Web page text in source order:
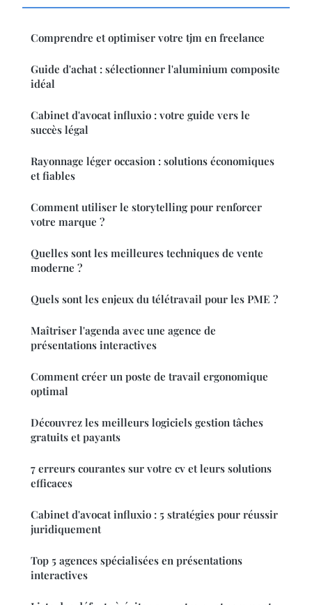
Comprendre et optimiser votre tjm en freelance
Guide d'achat : sélectionner l'aluminium composite
idéal
Cabinet d'avocat influxio : votre guide vers le
succès légal
Rayonnage léger occasion : solutions économiques
et fiables
Comment utiliser le storytelling pour renforcer
votre marque ?
Quelles sont les meilleures techniques de vente
moderne ?
Quels sont les enjeux du télétravail pour les PME ?
Maîtriser l'agenda avec une agence de
présentations interactives
Comment créer un poste de travail ergonomique
optimal
Découvrez les meilleurs logiciels gestion tâches
gratuits et payants
7 erreurs courantes sur votre cv et leurs solutions
efficaces
Cabinet d'avocat influxio : 5 stratégies pour réussir
juridiquement
Top 5 agences spécialisées en présentations
interactives